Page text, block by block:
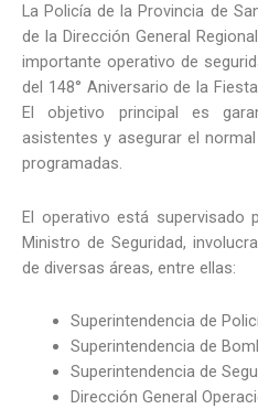
La Policía de la Provincia de
de la Dirección General
importante operativo de
del 148° Aniversario de la
El objetivo principal es
asistentes y asegurar el
programadas.
El operativo está supervisado
Ministro de Seguridad,
de diversas áreas, entre ellas:
Superintendencia de
Superintendencia de
Superintendencia de
Dirección General